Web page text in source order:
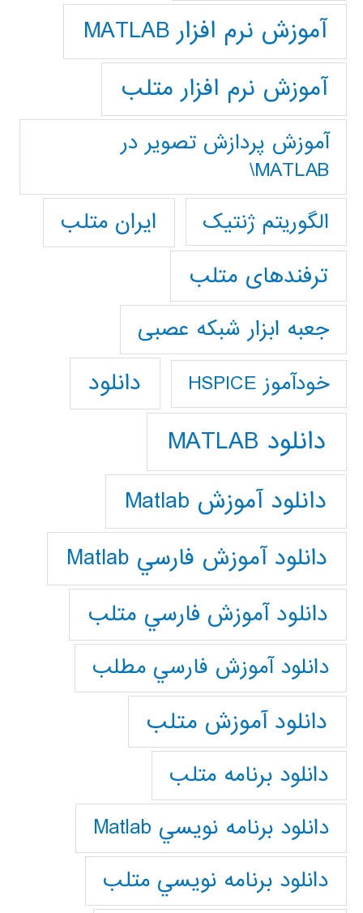
آموزش نرم افزار MATLAB
آموزش نرم افزار متلب
آموزش پردازش تصوير در
MATLAB\
الگوریتم ژنتیک
ایران متلب
ترفندهای متلب
جعبه ابزار شبکه عصبی
خودآموز HSPICE دانلود
دانلود MATLAB
دانلود آموزش Matlab
دانلود آموزش فارسي Matlab
دانلود آموزش فارسي متلب
دانلود آموزش فارسي مطلب
دانلود آموزش متلب
دانلود برنامه متلب
دانلود برنامه نويسي Matlab
دانلود برنامه نويسي متلب